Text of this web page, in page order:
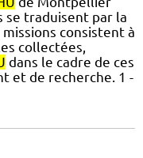
se traduisent par la
consistent à
collectées,
dans le cadre de ces
et de recherche. 1 -